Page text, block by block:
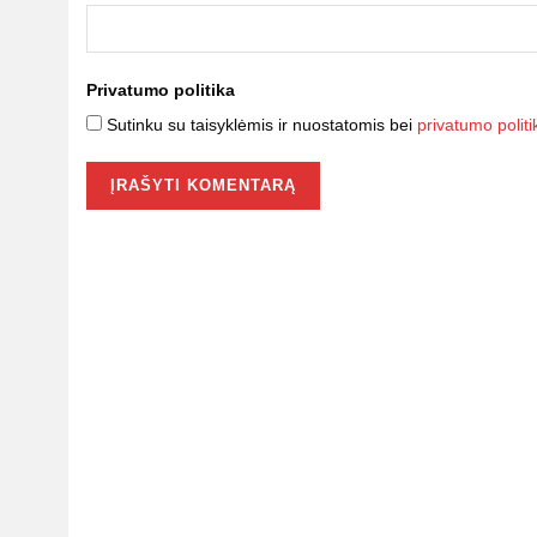
Privatumo politika
Sutinku su taisyklėmis ir nuostatomis bei privatumo